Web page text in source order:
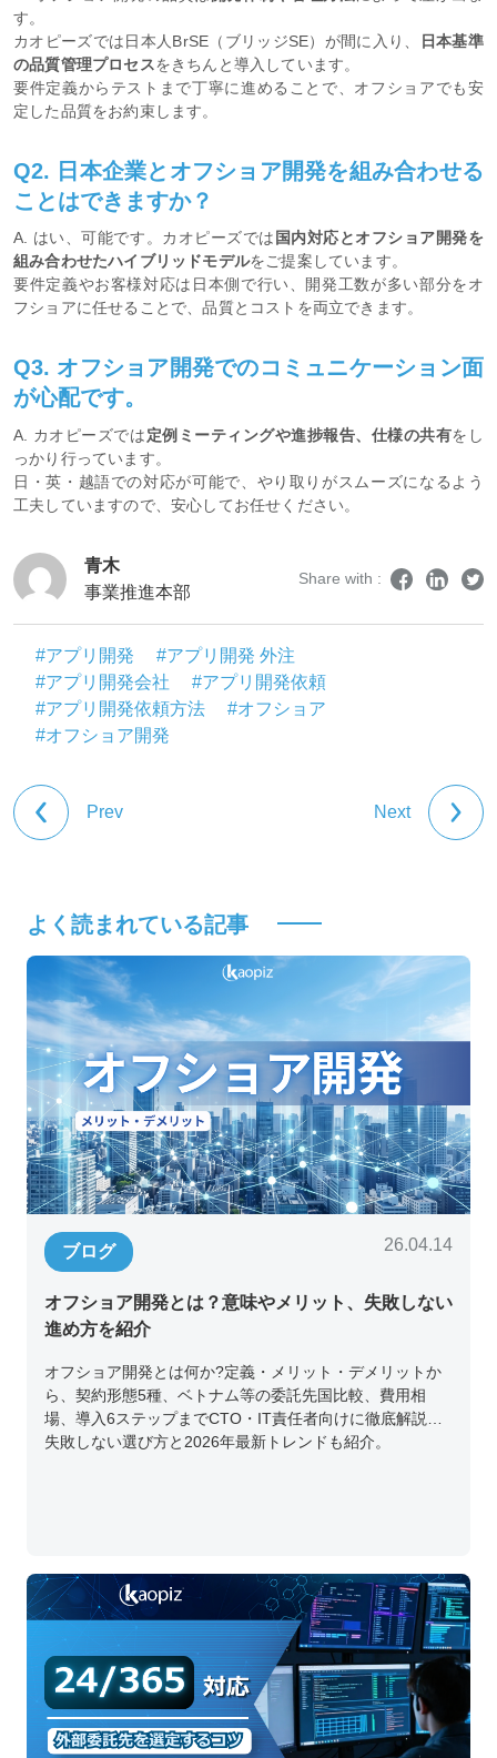
す。
カオピーズでは日本人BrSE（ブリッジSE）が間に入り、
日本基準
の品質管理プロセスをきちんと導入しています。
要件定義からテストまで丁寧に進めることで、オフショアでも安
定した品質をお約束します。
Q2. 日本企業とオフショア開発を組み合わせる
ことはできますか？
A. はい、可能です。カオピーズでは 国内対応とオフショア開発を
組み合わせたハイブリッドモデルをご提案しています。
要件定義やお客様対応は日本側で行い、開発工数が多い部分をオ
フショアに任せることで、品質とコストを両立できます。
Q3. オフショア開発でのコミュニケーション面
が心配です。
A. カオピーズでは定例ミーティングや進捗報告、仕様の共有をし
っかり行っています。
日・英・越語での対応が可能で、やり取りがスムーズになるよう
工夫していますので、安心してお任せください。
青木
事業推進本部
Share with :
#アプリ開発
#アプリ開発 外注
#アプリ開発会社
#アプリ開発依頼
#アプリ開発依頼方法
#オフショア
#オフショア開発
Prev Next
よく読まれている記事
ブログ 26.04.14
オフショア開発とは？意味やメリット、失敗しない
進め方を紹介
オフショア開発とは何か?定義・メリット・デメリットか
ら、契約形態5種、ベトナム等の委託先国比較、費用相
場、導入6ステップまでCTO・IT責任者向けに徹底解説。
失敗しない選び方と2026年最新トレンドも紹介。